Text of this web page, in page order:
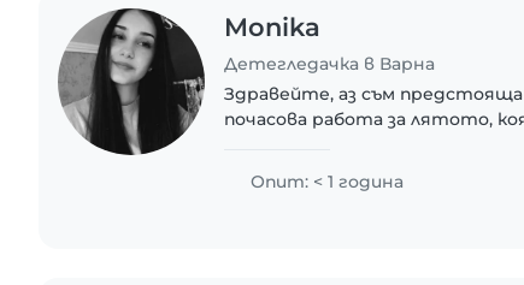
Monika
Детегледачка в Варна
Здравейте, аз съм
почасова работа за лятото,
Опит: < 1 година